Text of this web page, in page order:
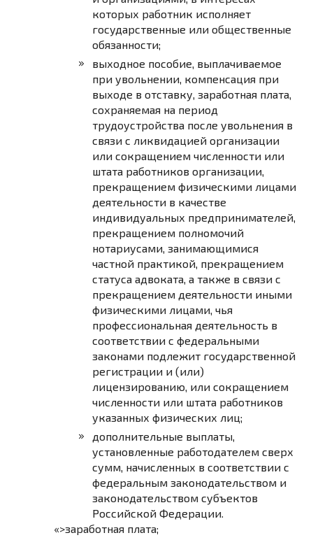
которых работник исполняет
государственные или общественные
обязанности;
выходное пособие, выплачиваемое
при увольнении, компенсация при
выходе в отставку, заработная плата,
сохраняемая на период
трудоустройства после увольнения в
связи с ликвидацией организации
или сокращением численности или
штата работников организации,
прекращением физическими лицами
деятельности в качестве
индивидуальных предпринимателей,
прекращением полномочий
нотариусами, занимающимися
частной практикой, прекращением
статуса адвоката, а также в связи с
прекращением деятельности иными
физическими лицами, чья
профессиональная деятельность в
соответствии с федеральными
законами подлежит государственной
регистрации и (или)
лицензированию, или сокращением
численности или штата работников
указанных физических лиц;
дополнительные выплаты,
установленные работодателем сверх
сумм, начисленных в соответствии с
федеральным законодательством и
законодательством субъектов
Российской Федерации.
«>заработная плата;